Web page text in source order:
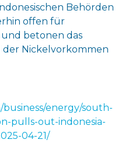
Behörden
offen für
betonen das
Nickelvorkommen
energy/south-
pulls-out-indonesia-
04-21/